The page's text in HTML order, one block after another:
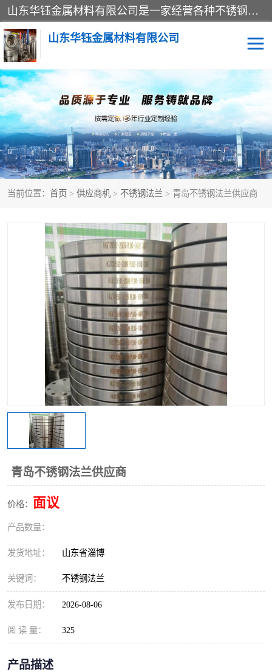
山东华钰金属材料有限公司是一家经营各种不锈钢管材、板材、圆钢、法兰、封头、型材等产品的公司；主营产品有：不锈钢管，激光切割，管件标准件，不锈钢圆钢，不锈钢人孔，不锈钢亮管，不锈钢角钢，不锈钢加工，不锈钢管子，不锈钢工业方管，不锈钢封头，不锈钢法兰，不锈钢阀门，不锈钢槽钢，不锈钢扁钢，不锈钢板等；可为客户制作各种规格的型材及不锈钢配件、非标准件及各种容器具等，能满足客户的不同采购要求。
山东华钰金属材料有限公司
当前位置： 首页 > 供应商机 > 不锈钢法兰 > 青岛不锈钢法兰供应商
青岛不锈钢法兰供应商
价格： 面议
产品数量：
发货地址： 山东省淄博
关键词： 不锈钢法兰
发布日期： 2026-08-06
阅 读 量： 325
产品描述
不锈钢管 激光切割
管件标准件 不锈钢圆钢
不锈钢人孔 不锈钢亮管
不锈钢角钢 不锈钢加工
不锈钢板 不锈钢工业方管
不锈钢封头 不锈钢法兰
不锈钢阀门 不锈钢槽钢
不锈钢扁钢